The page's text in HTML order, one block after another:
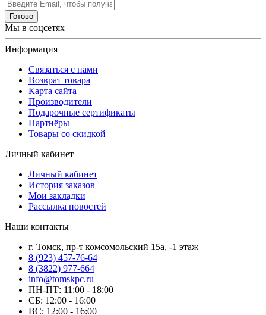
Готово
Мы в соцсетях
Информация
Связаться с нами
Возврат товара
Карта сайта
Производители
Подарочные сертификаты
Партнёры
Товары со скидкой
Личный кабинет
Личный кабинет
История заказов
Мои закладки
Рассылка новостей
Наши контакты
г. Томск, пр-т комсомольский 15а, -1 этаж
8 (923) 457-76-64
8 (3822) 977-664
info@tomskpc.ru
ПН-ПТ: 11:00 - 18:00
СБ: 12:00 - 16:00
ВС: 12:00 - 16:00